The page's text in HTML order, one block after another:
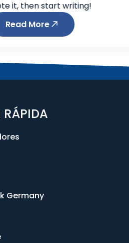
it, then start writing!
Read More
Germany